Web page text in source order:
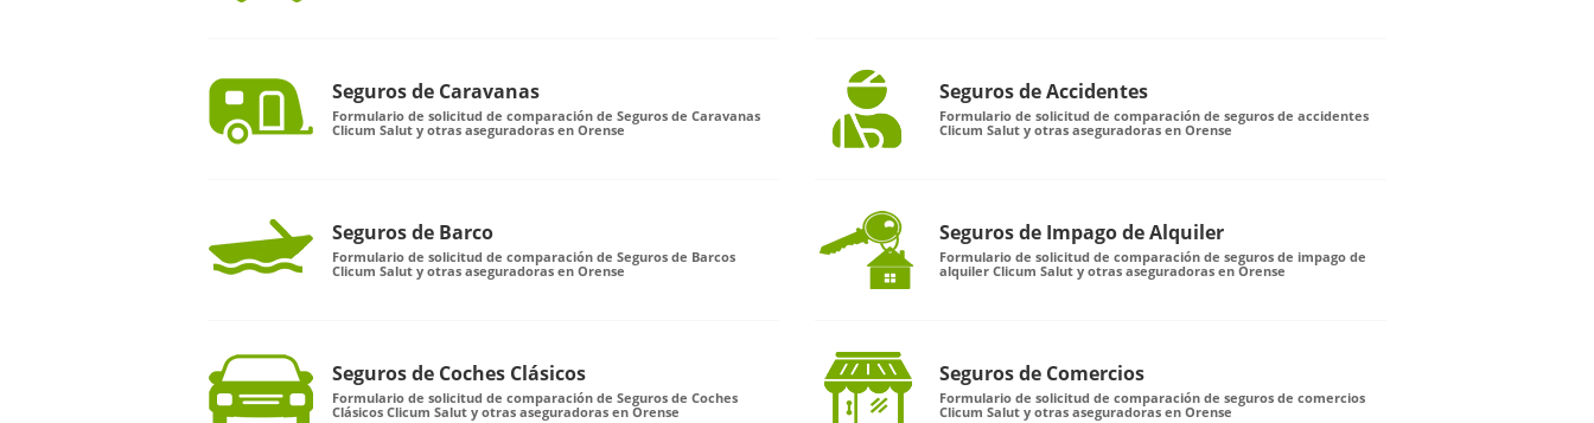
Seguros de Caravanas
Formulario de solicitud de comparación de Seguros de Caravanas
Clicum Salut y otras aseguradoras en Orense
Seguros de Barco
Formulario de solicitud de comparación de Seguros de Barcos
Clicum Salut y otras aseguradoras en Orense
Seguros de Coches Clásicos
Formulario de solicitud de comparación de Seguros de Coches
Clásicos Clicum Salut y otras aseguradoras en Orense
Seguros de Accidentes
Formulario de solicitud de comparación de seguros de accidentes
Clicum Salut y otras aseguradoras en Orense
Seguros de Impago de Alquiler
Formulario de solicitud de comparación de seguros de impago de
alquiler Clicum Salut y otras aseguradoras en Orense
Seguros de Comercios
Formulario de solicitud de comparación de seguros de comercios
Clicum Salut y otras aseguradoras en Orense